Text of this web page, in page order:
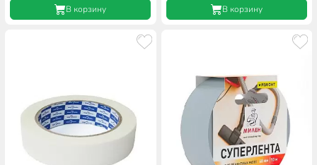
В корзину В корзину